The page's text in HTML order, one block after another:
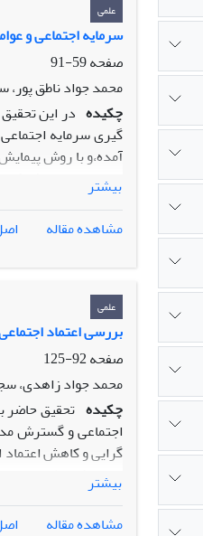
علمی
سرمایه اجتماعی و
صفحه59-91
محمد جواد ناطق پور،
چکیده در این
گیری سرمایه
آمده،و با روش
های رسمی و
نیز ارائه شده است.
بیشتر
مشاهده مقاله
علمی
بررسی اعتماد
صفحه92-125
محمد جواد زاهدی،
چکیده تحقیق حاضر
اجتماعی و گسترش
گرایی و کاهش
سازی شرایط توسعه
همکاری
تحصیلات.به منظور
بیشتر
مشاهده مقاله